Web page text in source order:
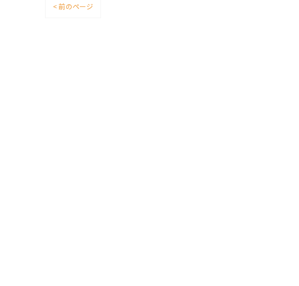
< 前のページ